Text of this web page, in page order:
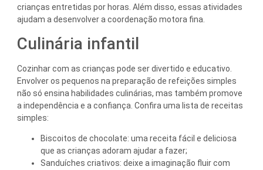
crianças entretidas por horas. Além disso, essas atividades
ajudam a desenvolver a coordenação motora fina.
Culinária infantil
Cozinhar com as crianças pode ser divertido e educativo.
Envolver os pequenos na preparação de refeições simples
não só ensina habilidades culinárias, mas também promove
a independência e a confiança. Confira uma lista de receitas
simples:
Biscoitos de chocolate: uma receita fácil e deliciosa
que as crianças adoram ajudar a fazer;
Sanduíches criativos: deixe a imaginação fluir com